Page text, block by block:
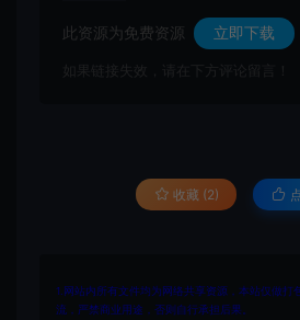
此资源为免费资源 立即下载
如果链接失效，请在下方评论留言！
收藏 (2)
1.网站内所有文件均为网络共享资源，本站仅做打
流，严禁商业用途，否则自行承担后果。